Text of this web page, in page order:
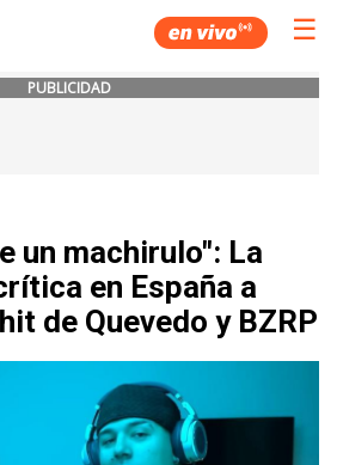
☰
PUBLICIDAD
un machirulo": La
en España a
de Quevedo y BZRP